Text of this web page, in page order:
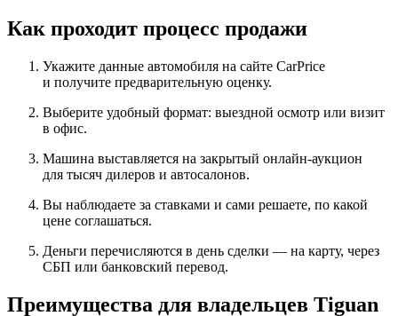
Как проходит процесс продажи
Укажите данные автомобиля на сайте CarPrice
и получите предварительную оценку.
Выберите удобный формат: выездной осмотр или визит
в офис.
Машина выставляется на закрытый онлайн-аукцион
для тысяч дилеров и автосалонов.
Вы наблюдаете за ставками и сами решаете, по какой
цене соглашаться.
Деньги перечисляются в день сделки — на карту, через
СБП или банковский перевод.
Преимущества для владельцев Tiguan